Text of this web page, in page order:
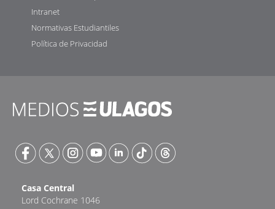
Intranet
Normativas Estudiantiles
Política de Privacidad
Casa Central
Lord Cochrane 1046